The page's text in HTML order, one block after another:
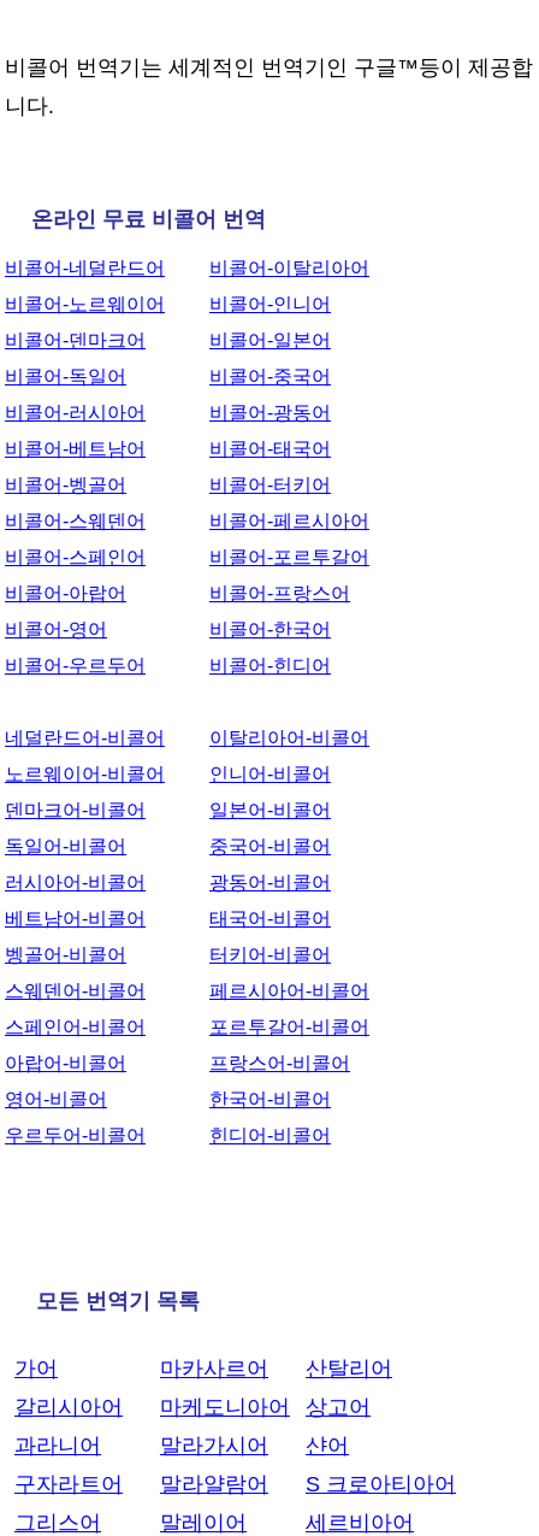
비콜어 번역기는 세계적인 번역기인 구글™등이 제공합
니다.
온라인 무료 비콜어 번역
비콜어-네덜란드어
비콜어-노르웨이어
비콜어-덴마크어
비콜어-독일어
비콜어-러시아어
비콜어-베트남어
비콜어-벵골어
비콜어-스웨덴어
비콜어-스페인어
비콜어-아랍어
비콜어-영어
비콜어-우르두어
비콜어-이탈리아어
비콜어-인니어
비콜어-일본어
비콜어-중국어
비콜어-광동어
비콜어-태국어
비콜어-터키어
비콜어-페르시아어
비콜어-포르투갈어
비콜어-프랑스어
비콜어-한국어
비콜어-힌디어
네덜란드어-비콜어
노르웨이어-비콜어
덴마크어-비콜어
독일어-비콜어
러시아어-비콜어
베트남어-비콜어
벵골어-비콜어
스웨덴어-비콜어
스페인어-비콜어
아랍어-비콜어
영어-비콜어
우르두어-비콜어
이탈리아어-비콜어
인니어-비콜어
일본어-비콜어
중국어-비콜어
광동어-비콜어
태국어-비콜어
터키어-비콜어
페르시아어-비콜어
포르투갈어-비콜어
프랑스어-비콜어
한국어-비콜어
힌디어-비콜어
모든 번역기 목록
가어
갈리시아어
과라니어
구자라트어
그리스어
마카사르어
마케도니아어
말라가시어
말라얄람어
말레이어
산탈리어
상고어
샨어
S 크로아티아어
세르비아어